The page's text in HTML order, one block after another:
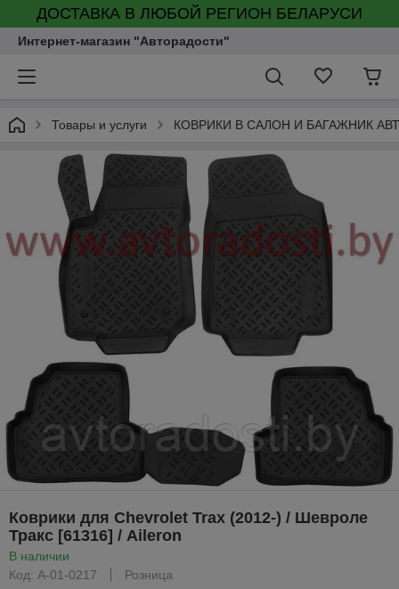
ДОСТАВКА В ЛЮБОЙ РЕГИОН БЕЛАРУСИ
Интернет-магазин "Авторадости"
Товары и услуги КОВРИКИ В САЛОН И БАГАЖНИК
Коврики для Chevrolet Trax (2012-) / Шевроле
Тракс [61316] / Aileron
В наличии
Код: A-01-0217
Розница